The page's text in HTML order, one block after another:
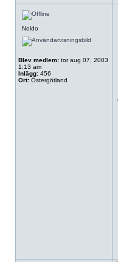
Noldo
Blev medlem: tor aug 07, 2003
1:13 am
Inlägg: 456
Ort: Östergötland